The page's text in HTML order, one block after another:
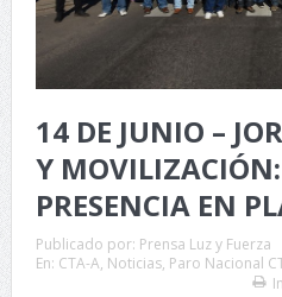
14 DE JUNIO –
Y
PRESENCIA EN
Publicado por: Prensa Luz y Fuerza
En: CTA-A, Noticias, Paro Nacional